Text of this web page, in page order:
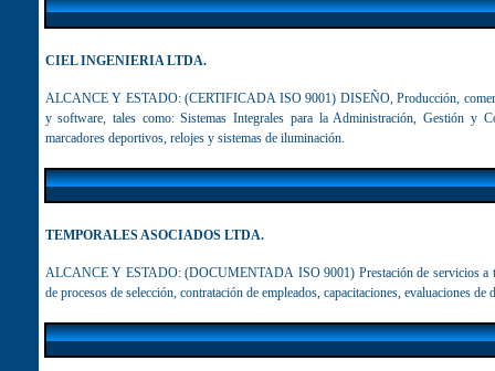
CIEL INGENIERIA LTDA.
ALCANCE Y ESTADO: (CERTIFICADA ISO 9001) DISEÑO, Producción,
y software, tales como: Sistemas Integrales para la Administración, Gestión y
marcadores deportivos, relojes y sistemas de iluminación.
TEMPORALES ASOCIADOS LTDA.
ALCANCE Y ESTADO: (DOCUMENTADA ISO 9001) Prestación de servicios a
de procesos de selección, contratación de empleados, capacitaciones, evaluaciones